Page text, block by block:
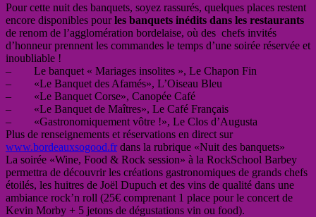
Pour cette nuit des banquets, soyez rassurés, quelques places restent
encore disponibles pourles banquets inédits dans les restaurants
de renom de l’agglomération bordelaise, où des chefs invités
d’honneur prennent les commandes le temps d’une soirée réservée et
inoubliable !
– Le banquet « Mariages insolites », Le Chapon Fin
– «Le Banquet des Afamés», L’Oiseau Bleu
– «Le Banquet Corse», Canopée Café
– «Le Banquet de Maîtres», Le Café Français
– «Gastronomiquement vôtre !», Le Clos d’Augusta
Plus de renseignements et réservations en direct sur
www.bordeauxsogood.frdans la rubrique «Nuit des banquets»
La soirée «Wine, Food & Rock session» à la RockSchool Barbey
permettra de découvrir les créations gastronomiques de grands chefs
étoilés, les huitres de Joël Dupuch et des vins de qualité dans une
ambiance rock’n roll (25€ comprenant 1 place pour le concert de
Kevin Morby + 5 jetons de dégustations vin ou food).